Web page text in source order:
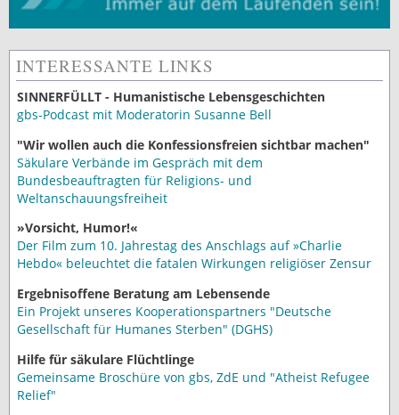
INTERESSANTE LINKS
SINNERFÜLLT - Humanistische Lebensgeschichten
gbs-Podcast mit Moderatorin Susanne Bell
"Wir wollen auch die Konfessionsfreien sichtbar machen"
Säkulare Verbände im Gespräch mit dem
Bundesbeauftragten für Religions- und
Weltanschauungsfreiheit
»Vorsicht, Humor!«
Der Film zum 10. Jahrestag des Anschlags auf »Charlie
Hebdo« beleuchtet die fatalen Wirkungen religiöser Zensur
Ergebnisoffene Beratung am Lebensende
Ein Projekt unseres Kooperationspartners "Deutsche
Gesellschaft für Humanes Sterben" (DGHS)
Hilfe für säkulare Flüchtlinge
Gemeinsame Broschüre von gbs, ZdE und "Atheist Refugee
Relief"